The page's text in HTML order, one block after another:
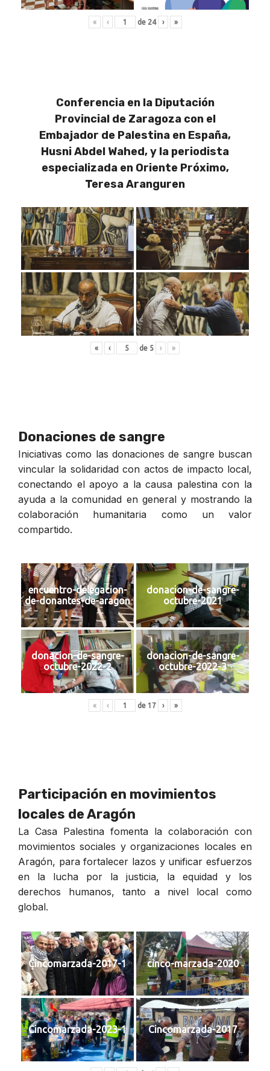
« ‹ de 24 › »
Conferencia en la Diputación
Provincial de Zaragoza con el
Embajador de Palestina en España,
Husni Abdel Wahed, y la periodista
especializada en Oriente Próximo,
Teresa Aranguren
« ‹ de 5 › »
Donaciones de sangre
Iniciativas como las donaciones de sangre buscan
vincular la solidaridad con actos de impacto local,
conectando el apoyo a la causa palestina con la
ayuda a la comunidad en general y mostrando la
colaboración humanitaria como un valor
compartido.
encuentro-delegacion-
de-donantes-de-aragon
donacion-de-sangre-
octubre-2021
donacion-de-sangre-
octubre-2022-2
donacion-de-sangre-
octubre-2022-3
« ‹ de 17 › »
Participación en movimientos
locales de Aragón
La Casa Palestina fomenta la colaboración con
movimientos sociales y organizaciones locales en
Aragón, para fortalecer lazos y unificar esfuerzos
en la lucha por la justicia, la equidad y los
derechos humanos, tanto a nivel local como
global.
Cincomarzada-2017-1 cinco-marzada-2020
Cincomarzada-2023-1 Cincomarzada-2017